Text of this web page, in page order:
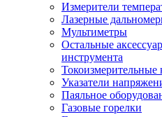
Измерители
Лазерные
Мультиметры
Остальные
инструмента
Токоизмерительные
Указатели
Паяльное
Газовые горелки